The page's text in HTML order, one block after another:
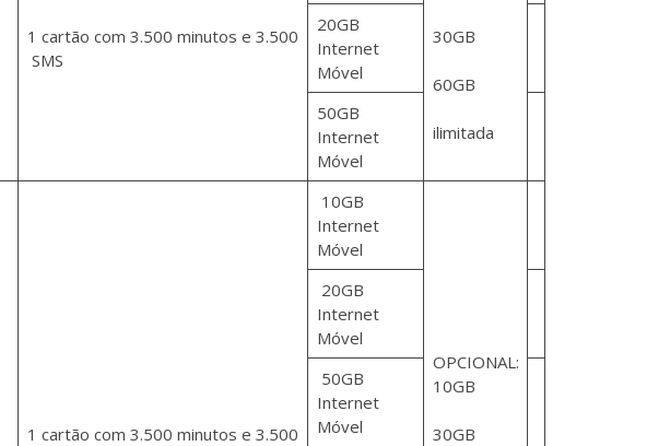
1 cartão com 3.500 minutos e 3.500
SMS
30GB
60GB
ilimitada
20GB
Internet
Móvel
50GB
Internet
Móvel
1 cartão com 3.500 minutos e 3.500
10GB
Internet
Móvel
OPCIONAL:
10GB
30GB
20GB
Internet
Móvel
50GB
Internet
Móvel